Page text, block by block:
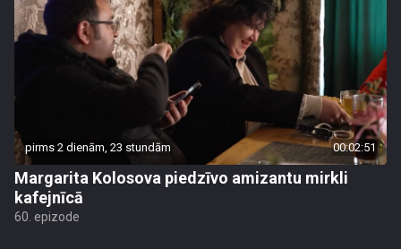
pirms 2 dienām, 23 stundām 00:02:51
Margarita Kolosova piedzīvo amizantu mirkli
kafejnīcā
60. epizode